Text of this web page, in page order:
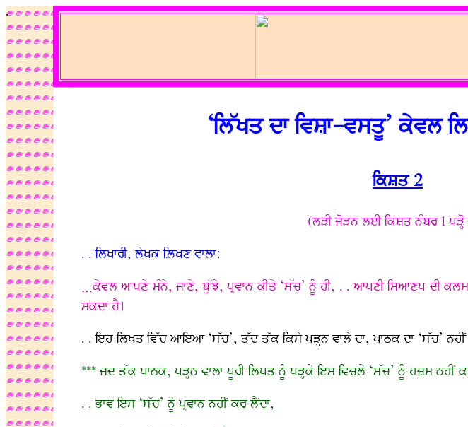
.
‘ਲਿੱਖਤ ਦਾ ਵਿਸ਼ਾ-ਵਸਤੂ’ ਕੇਵਲ
ਕਿਸ਼ਤ 2
(ਲੜੀ ਜੋੜਨ ਲਈ ਕਿਸ਼ਤ ਨੰਬਰ 1 ਪੜ੍ਹੋ
. . ਲਿਖਾਰੀ, ਲੇਖਕ ਲ਼ਿਖਣ ਵਾਲਾ:
…ਕੇਵਲ ਆਪਣੇ ਮੰਨੇ, ਜਾਣੇ, ਬੁੱਝੇ, ਪ੍ਰਵਾਨ ਕੀਤੇ ‘ਸੱਚ’ ਨੂੰ ਹੀ, . . ਆਪਣੀ ਸਿਆਣਪ ਦੀ
ਸਕਦਾ ਹੈ।
. . ਇਹ ਲਿਖਤ ਵਿੱਚ ਆਇਆ ‘ਸੱਚ’, ਤੱਦ ਤੱਕ ਕਿਸੇ ਪੜ੍ਹਨ ਵਾਲੇ ਦਾ, ਪਾਠਕ ਦਾ ‘ਸੱਚ’
*** ਜਦ ਤੱਕ ਪਾਠਕ, ਪੜ੍ਹਨ ਵਾਲਾ ਪੂਰੀ ਲਿਖਤ ਨੂੰ ਪੜ੍ਹਕੇ ਇਸ ਵਿਚਲੇ ‘ਸੱਚ’ ਨੂੰ ਹਜ਼ਮ ਨਹੀਂ
. . ਭਾਵ ਇਸ ‘ਸੱਚ’ ਨੂੰ ਪ੍ਰਵਾਨ ਨਹੀਂ ਕਰ ਲੈਂਦਾ,